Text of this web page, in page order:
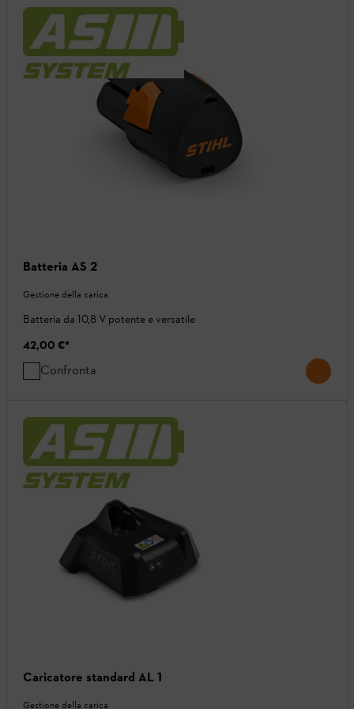
Batteria AS 2
Gestione della carica
Batteria da 10,8 V potente e versatile
42,00 €*
Confronta
Caricatore standard AL 1
Gestione della carica